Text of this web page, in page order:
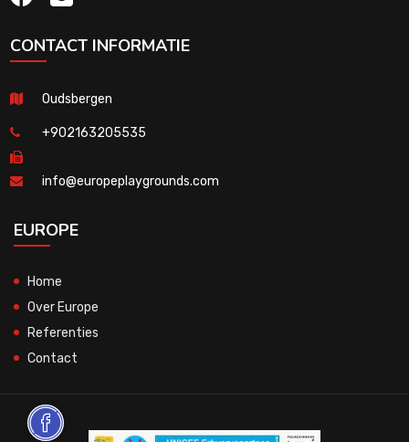
CONTACT INFORMATIE
Oudsbergen
+902163205535
info@europeplaygrounds.com
EUROPE
Home
Over Europe
Referenties
Contact